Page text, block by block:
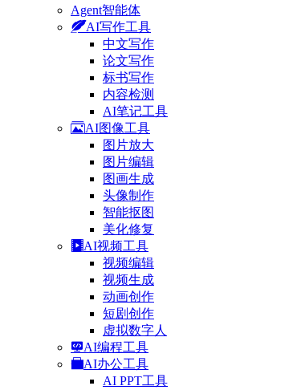
Agent智能体
AI写作工具
中文写作
论文写作
标书写作
内容检测
AI笔记工具
AI图像工具
图片放大
图片编辑
图画生成
头像制作
智能抠图
美化修复
AI视频工具
视频编辑
视频生成
动画创作
短剧创作
虚拟数字人
AI编程工具
AI办公工具
AI PPT工具